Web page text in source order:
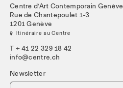
Centre d’Art Contemporain Genève
Rue de Chantepoulet 1-3
1201 Genève
 Itinéraire au Centre
T + 41 22 329 18 42
info@centre.ch
Newsletter